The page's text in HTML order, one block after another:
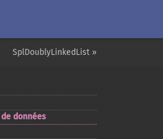
SplDoublyLinkedList »
données